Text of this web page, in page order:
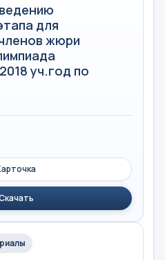
для
жюри
уч.год по